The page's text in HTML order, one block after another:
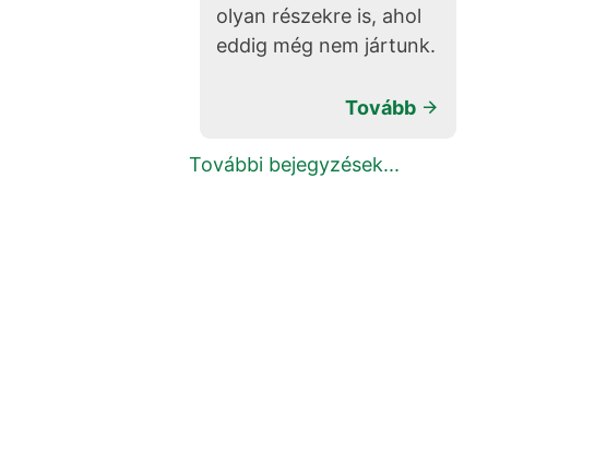
olyan részekre is, ahol
eddig még nem jártunk.
Tovább
További bejegyzések...